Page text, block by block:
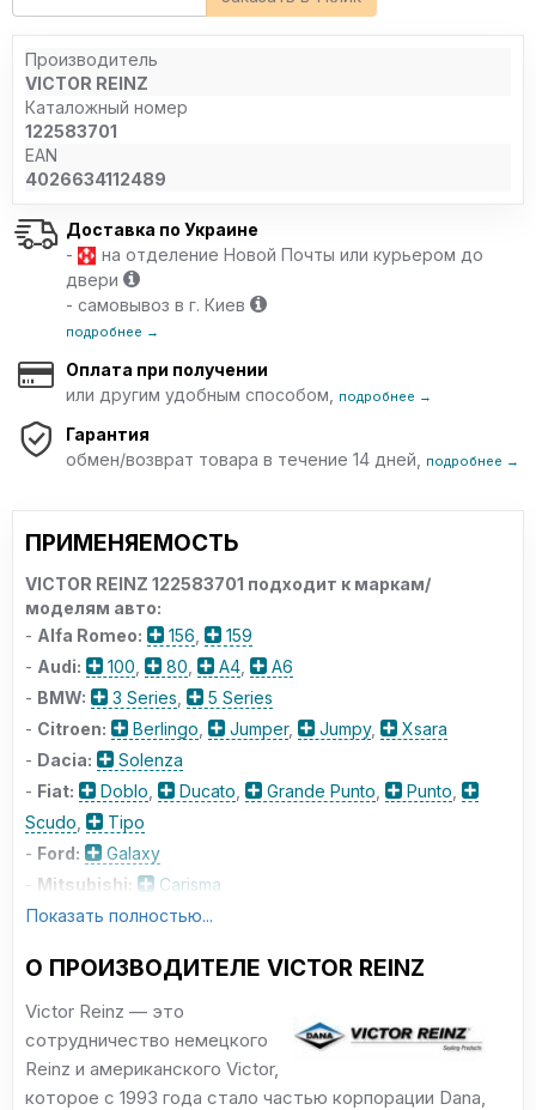
Производитель
VICTOR REINZ
Каталожный номер
122583701
EAN
4026634112489
Доставка по Украине
-
на отделение Новой Почты или курьером до
двери
- самовывоз в г. Киев
подробнее →
Оплата при получении
или другим удобным способом,
подробнее →
Гарантия
обмен/возврат товара в течение 14 дней,
подробнее →
ПРИМЕНЯЕМОСТЬ
VICTOR REINZ 122583701 подходит к маркам/
моделям авто:
- Alfa Romeo: 156
159
- Audi: 100 80 A4
A6
- BMW: 3 Series
5 Series
- Citroen: Berlingo Jumper, Jumpy,
Xsara
- Dacia:
Solenza
- Fiat: Doblo Ducato Grande Punto Punto
Scudo
Tipo
- Ford:
Galaxy
- Mitsubishi:
Carisma
-Opel: Astra, Vectra
Boxer, Expert,
Partner
-Renault: Clio,
Master, Megane , Safrane Scenic,
Trafic
-Seat: Cordoba, Ibiza,
Toledo
-Suzuki: SX4 ,
Vitara
Показать полностью...
О ПРОИЗВОДИТЕЛЕ VICTOR REINZ
Victor Reinz — это
сотрудничество немецкого
Reinz и американского Victor,
которое с 1993 года стало частью корпорации Dana,